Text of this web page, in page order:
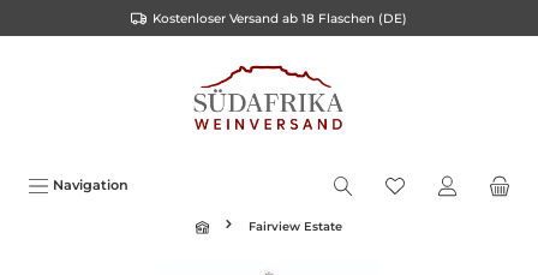
Kostenloser Versand ab 18 Flaschen (DE)
Navigation
Fairview Estate